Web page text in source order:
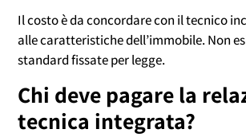
Il costo è da concordare con il tecnico
alle caratteristiche dell’immobile. Non
standard fissate per legge.
Chi deve pagare la
tecnica integrata?